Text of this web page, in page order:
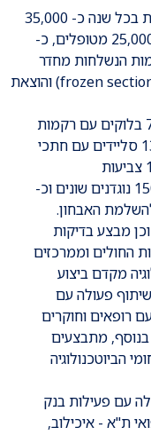
במכון לפתולוגיה מתקבלות ומטופלות בכל שנה כ- 35,000
דגימות רקמתיות (היסטולוגיות), מכ-25,000 מטופלים, כ-
ציטולוגיות ו- 4,500 דגימות הנשלחות מחדר
הניתוח לצורך בדיקה בחתך קפוא (frozen sections) והוצאת
במעבדה מייצרים מדי שנה כ- 75,000 בלוקים עם רקמות
מקובעות בשעווה (פרפין), כ- 130,000 סליידים עם חתכי
רקמה ומשטחי תאים צבועים, 18,000 צביעות
אימונוהיסטוכימיות תוך שימוש בכ- 150 נוגדנים שונים וכ-
וכן מבצע בדיקות
החולים וממרכזים
מקדם ביצוע
פעולה עם
רופאים וחוקרים
בנוסף, מתבצעים
הביוטכנולוגיה
עם פעילות בנק
ת"א - איכילוב,